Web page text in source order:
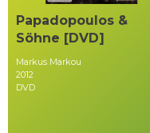
Papadopoulos &
Söhne [DVD]
Markus Markou
2012
DVD